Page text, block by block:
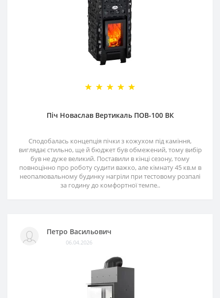
Піч Новаслав Вертикаль ПОВ-100 ВК
Сподобалась концепція пічки з кожухом під каміння,
виглядає стильно, ще й бюджет був обмежений, тому вибір
був не дуже великий. Поставили в кінці сезону, тому
повноцінно про роботу судити важко, але кімнату 45 кв.м в
неопалювальному будинку нагріли при тестовому розпалі
за годину до комфортної темпе..
Петро Васильович
06.04.2026